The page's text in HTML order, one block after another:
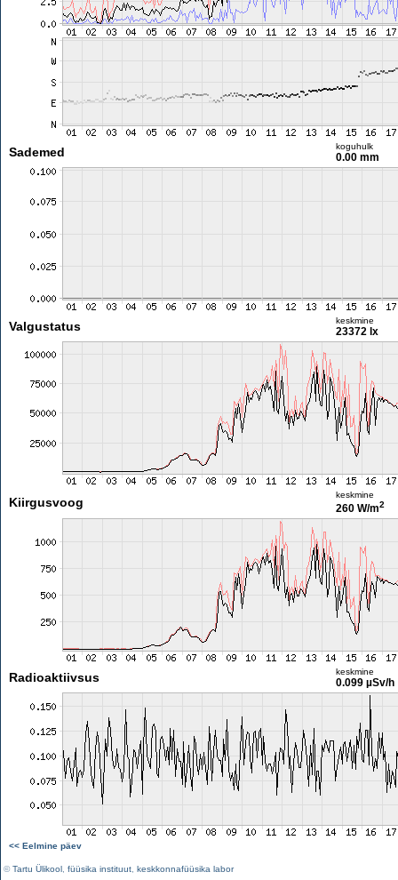
Sademed koguhulk
0.00 mm
Valgustatus keskmine
23372 lx
Kiirgusvoog
keskmine
260 W/m2
Radioaktiivsus keskmine
0.099 µSv/h
<< Eelmine päev
©Tartu Ülikool füüsika instituut keskkonnafüüsika labor